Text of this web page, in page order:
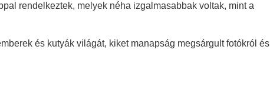
rendelkeztek, melyek néha izgalmasabbak voltak, mint a
és kutyák világát, kiket manapság megsárgult fotókról és